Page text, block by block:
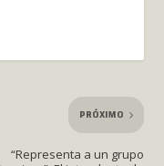
PRÓXIMO
“Representa a un grupo